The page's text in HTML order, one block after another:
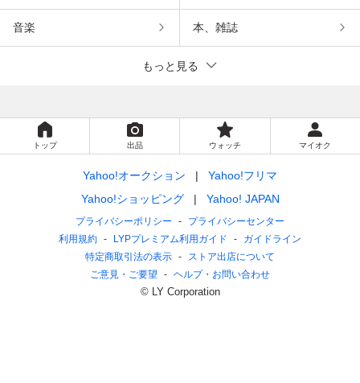
音楽 本、雑誌
もっと見る
トップ 出品 ウォッチ マイオク
Yahoo!オークション
Yahoo!フリマ
Yahoo!ショッピング
Yahoo! JAPAN
プライバシーポリシー
プライバシーセンター
利用規約
LYPプレミアム利用ガイド
ガイドライン
特定商取引法の表示
ストア出店について
ご意見・ご要望
ヘルプ・お問い合わせ
© LY Corporation